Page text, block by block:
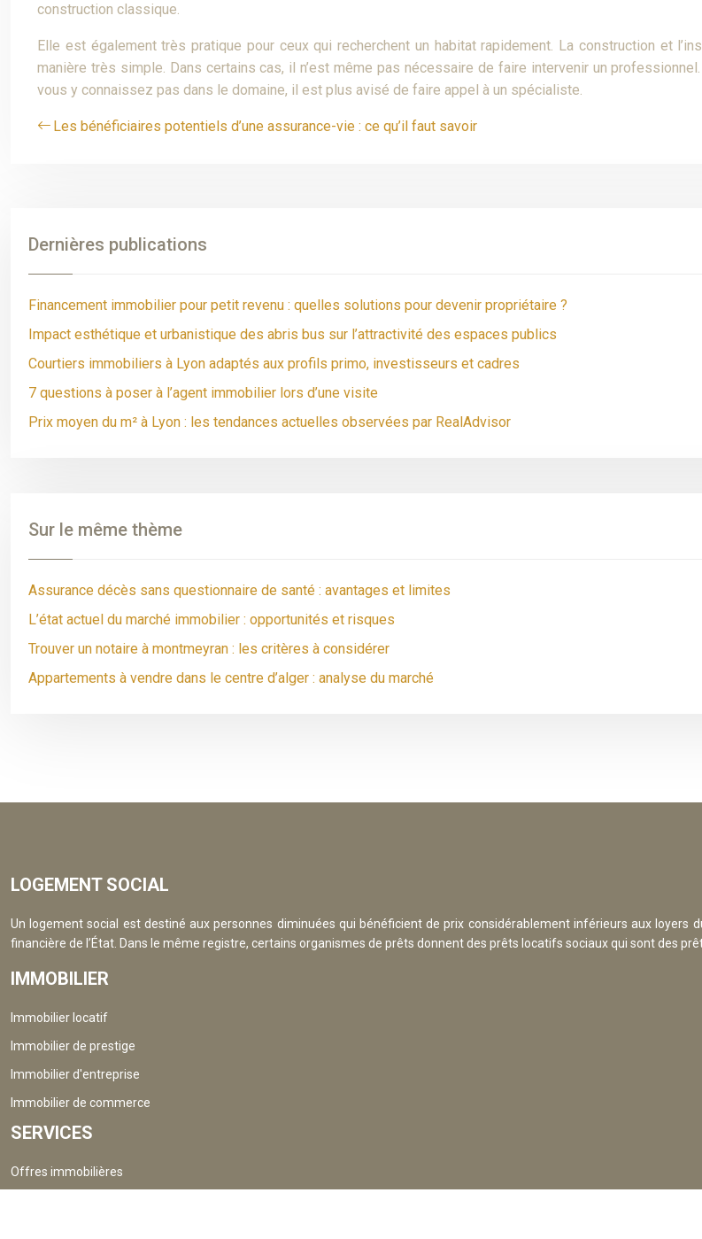
construction classique.
Elle est également très pratique pour ceux qui recherchent un habitat rapidement. La construction et
manière très simple. Dans certains cas, il n’est même pas nécessaire de faire intervenir un
vous y connaissez pas dans le domaine, il est plus avisé de faire appel à un spécialiste.
Les bénéficiaires potentiels d’une assurance-vie : ce qu’il faut savoir
Dernières publications
Financement immobilier pour petit revenu : quelles solutions pour devenir propriétaire ?
Impact esthétique et urbanistique des abris bus sur l’attractivité des espaces publics
Courtiers immobiliers à Lyon adaptés aux profils primo, investisseurs et cadres
7 questions à poser à l’agent immobilier lors d’une visite
Prix moyen du m² à Lyon : les tendances actuelles observées par RealAdvisor
Sur le même thème
Assurance décès sans questionnaire de santé : avantages et limites
L’état actuel du marché immobilier : opportunités et risques
Trouver un notaire à montmeyran : les critères à considérer
Appartements à vendre dans le centre d’alger : analyse du marché
LOGEMENT SOCIAL
Un logement social est destiné aux personnes diminuées qui bénéficient de prix considérablement inférieurs aux loyers
financière de l’État. Dans le même registre, certains organismes de prêts donnent des prêts locatifs sociaux qui sont des
IMMOBILIER
Immobilier locatif
Immobilier de prestige
Immobilier d'entreprise
Immobilier de commerce
SERVICES
Offres immobilières